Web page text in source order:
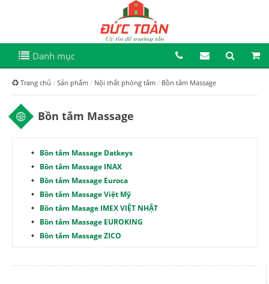
Danh mục
Trang chủ Sản phẩm Nội thất phòng tắm Bồn tắm Massage
Bồn tắm Massage
Bồn tắm Massage Datkeys
Bồn tắm Massage INAX
Bồn tắm Massage Euroca
Bồn tắm Massage Việt Mỹ
Bồn tắm Masage IMEX VIỆT NHẬT
Bồn tắm Massage EUROKING
Bồn tắm Massage ZICO